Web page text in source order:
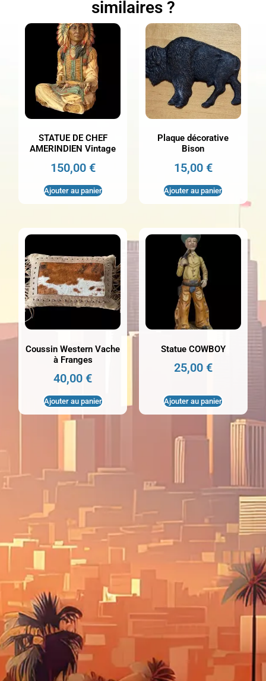
similaires ?
STATUE DE CHEF
AMERINDIEN Vintage
150,00 €
Ajouter au panier
Plaque décorative
Bison
15,00 €
Ajouter au panier
Coussin Western Vache
à Franges
40,00€
Ajouter au panier
Statue COWBOY
25,00 €
Ajouter au panier